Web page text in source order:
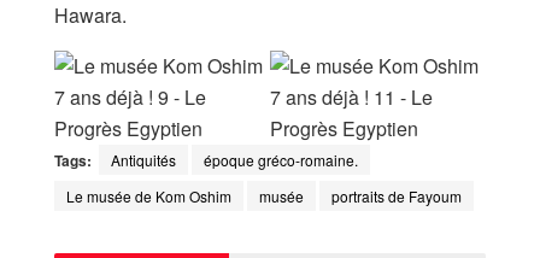
Hawara.
Tags: Antiquités
époque gréco-romaine.
Le musée de Kom Oshim
musée portraits de Fayoum